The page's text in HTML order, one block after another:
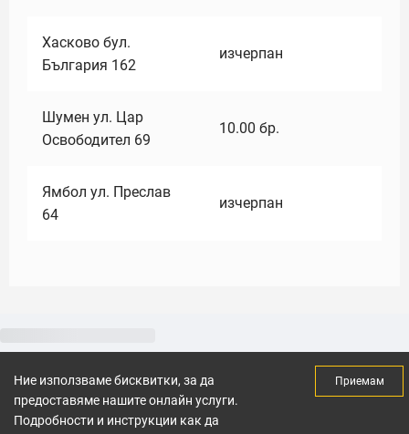
Хасково бул.
България 162
изчерпан
Шумен ул. Цар
Освободител 69
10.00 бр.
Ямбол ул. Преслав
64
изчерпан
Ние използваме бисквитки, за да
предоставяме нашите онлайн услуги.
Подробности и инструкции как да
Приемам